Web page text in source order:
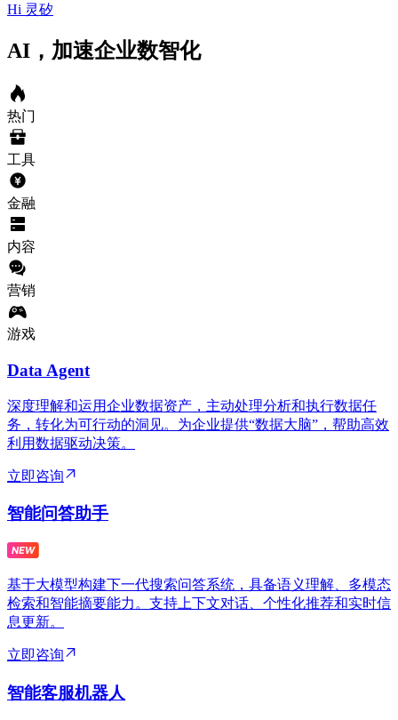
Hi 灵矽
AI，加速企业数智化
热门
工具
金融
内容
营销
游戏
Data Agent
深度理解和运用企业数据资产，主动处理分析和执行数据任
务，转化为可行动的洞见。为企业提供“数据大脑”，帮助高效
利用数据驱动决策。
立即咨询
智能问答助手
基于大模型构建下一代搜索问答系统，具备语义理解、多模态
检索和智能摘要能力。支持上下文对话、个性化推荐和实时信
息更新。
立即咨询
智能客服机器人